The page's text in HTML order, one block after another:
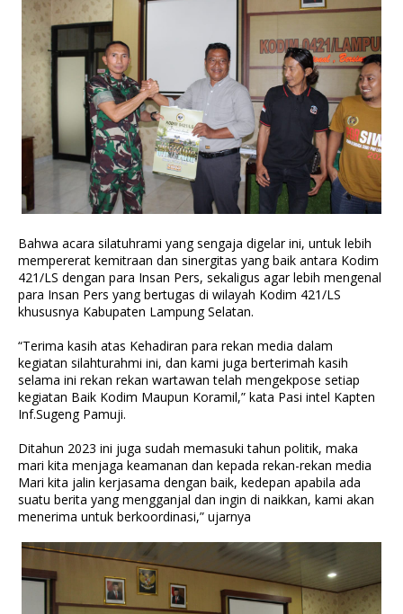
Bahwa acara silatuhrami yang sengaja digelar ini, untuk lebih
mempererat kemitraan dan sinergitas yang baik antara Kodim
421/LS dengan para Insan Pers, sekaligus agar lebih mengenal
para Insan Pers yang bertugas di wilayah Kodim 421/LS
khususnya Kabupaten Lampung Selatan.
“Terima kasih atas Kehadiran para rekan media dalam
kegiatan silahturahmi ini, dan kami juga berterimah kasih
selama ini rekan rekan wartawan telah mengekpose setiap
kegiatan Baik Kodim Maupun Koramil,” kata Pasi intel Kapten
Inf.Sugeng Pamuji.
Ditahun 2023 ini juga sudah memasuki tahun politik, maka
mari kita menjaga keamanan dan kepada rekan-rekan media
Mari kita jalin kerjasama dengan baik, kedepan apabila ada
suatu berita yang mengganjal dan ingin di naikkan, kami akan
menerima untuk berkoordinasi,” ujarnya